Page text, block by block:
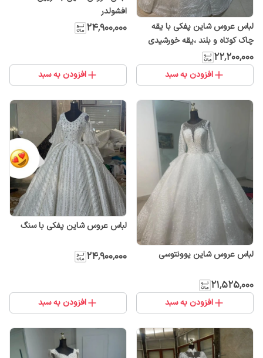
لباس عروس شاین پفکی با یقه
چاک کوتاه و بلند ،یقه خورشیدی
۲۲٬۲۰۰٬۰۰۰
افزودن به سبد
افشولدر
۲۴٬۹۰۰٬۰۰۰
افزودن به سبد
لباس عروس شاین یوونتوسی
۲۱٬۵۲۵٬۰۰۰
افزودن به سبد
لباس عروس شاین پفکی با سنگ
۲۴٬۹۰۰٬۰۰۰
افزودن به سبد